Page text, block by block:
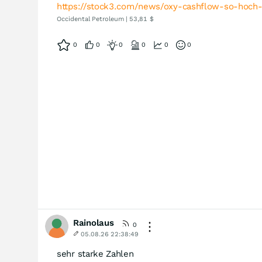
https://stock3.com/news/oxy-cashflow-so-
Occidental Petroleum | 53,81 $
0 0 0 0 0 0
Rainolaus
0
05.08.26 22:38:49
sehr starke Zahlen